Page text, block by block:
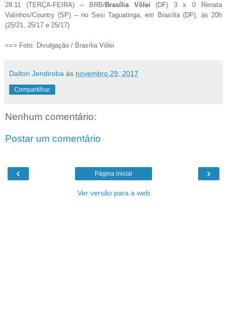
28.11 (TERÇA-FEIRA) – BRB/Brasília Vôlei (DF) 3 x 0 Renata
Valinhos/Country (SP) – no Sesi Taguatinga, em Brasília (DF), às 20h
(25/21, 25/17 e 25/17)
==> Foto: Divulgação / Brasília Vôlei
Dalton Jendiroba às novembro 29, 2017
Compartilhar
Nenhum comentário:
Postar um comentário
‹ ›
Página inicial
Ver versão para a web